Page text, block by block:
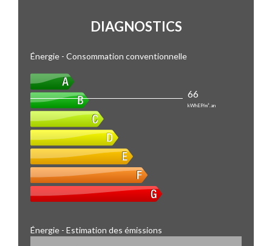
DIAGNOSTICS
Énergie - Consommation conventionnelle
66
kWhEP/m².an
Énergie - Estimation des émissions